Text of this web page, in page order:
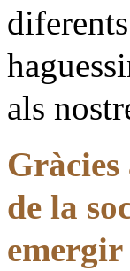
als
de la
emergir